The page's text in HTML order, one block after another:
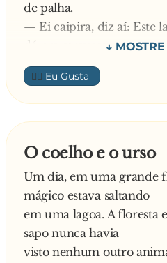
de palha.
— Ei caipira, diz aí: Este
dá pra atravessar com o
— Dá pra passá sim
rasinho, seu moço...
E foi o playboy. Engatou
Afundou na hora.
satisfação com o matuto:
— Pô cara, você não disse
— Pois é, sô... tamém
Quando os pato tão na
até cintura deles.
👍🏼
O coelho e o urso
Um dia, em uma grande
mágico estava saltando
em uma lagoa. A floresta
sapo nunca havia
visto nenhum outro